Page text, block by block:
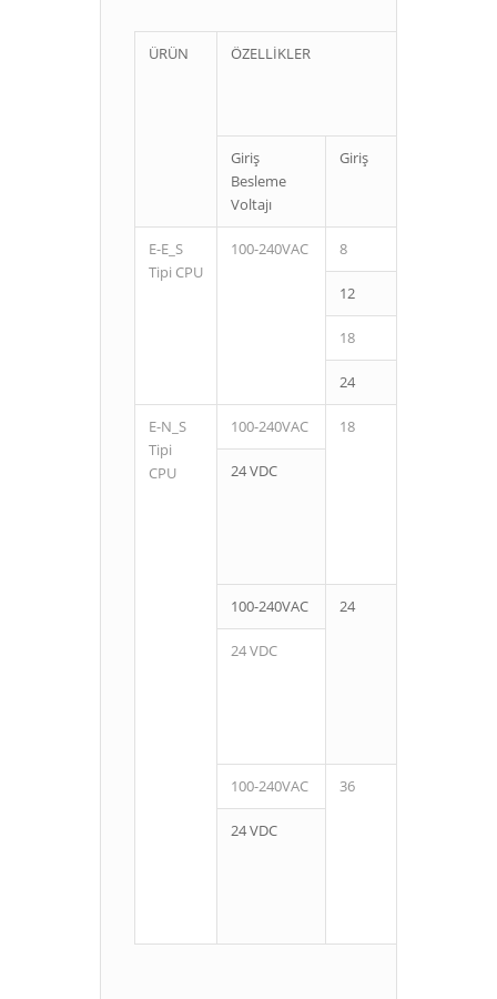
ÜRÜN ÖZELLİKLER
Giriş
Besleme
Voltajı
Giriş
E-E_S
Tipi CPU
100-240VAC 8
12
18
24
E-N_S
Tipi
CPU
100-240VAC 18
24 VDC
100-240VAC 24
24 VDC
100-240VAC 36
24 VDC